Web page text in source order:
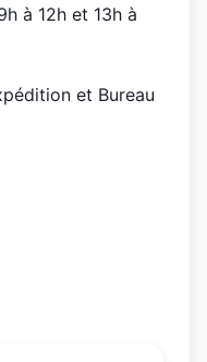
à 12h et 13h à
et Bureau